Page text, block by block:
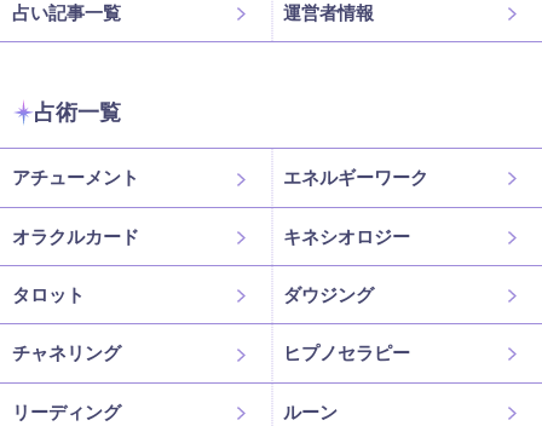
占い記事一覧 運営者情報
占術一覧
アチューメント エネルギーワーク
オラクルカード キネシオロジー
タロット ダウジング
チャネリング ヒプノセラピー
リーディング ルーン